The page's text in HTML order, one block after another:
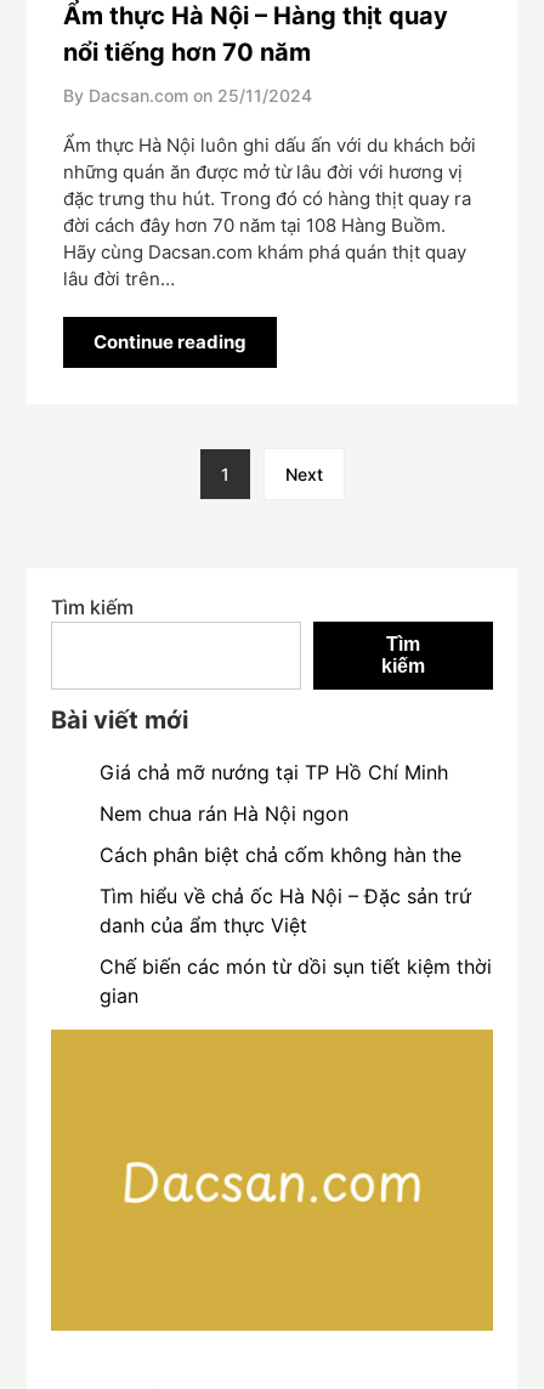
Ẩm thực Hà Nội – Hàng thịt quay
nổi tiếng hơn 70 năm
By Dacsan.com on 25/11/2024
Ẩm thực Hà Nội luôn ghi dấu ấn với du khách bởi
những quán ăn được mở từ lâu đời với hương vị
đặc trưng thu hút. Trong đó có hàng thịt quay ra
đời cách đây hơn 70 năm tại 108 Hàng Buồm.
Hãy cùng Dacsan.com khám phá quán thịt quay
lâu đời trên…
Continue reading
1 Next
Tìm kiếm
Tìm
kiếm
Bài viết mới
Giá chả mỡ nướng tại TP Hồ Chí Minh
Nem chua rán Hà Nội ngon
Cách phân biệt chả cốm không hàn the
Tìm hiểu về chả ốc Hà Nội – Đặc sản trứ
danh của ẩm thực Việt
Chế biến các món từ dồi sụn tiết kiệm thời
gian